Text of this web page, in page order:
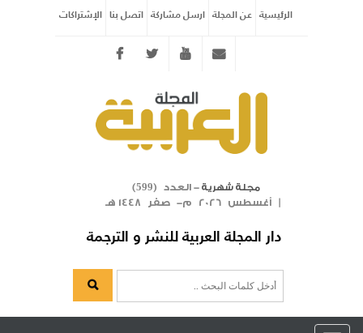
الرئيسية عن المجلة ارسل مشاركة اتصل بنا الإشتراكات
Twitter youtube
مجلة شهرية- العدد ( 599
)
| أغسطس 2026 م- صفر 1448 هـ
دار المجلة العربية للنشر و الترجمة